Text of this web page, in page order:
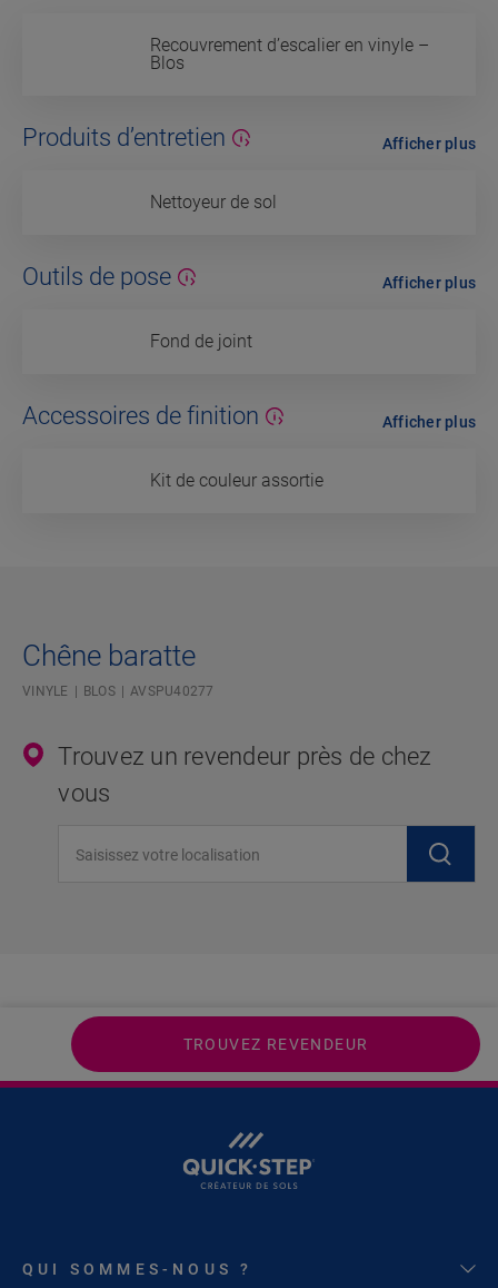
Recouvrement d’escalier en vinyle –
Blos
Produits d’entretien
Nettoyeur de sol
Afficher plus
Outils de pose
Fond de joint
Afficher plus
Accessoires de finition
Kit de couleur assortie
Afficher plus
Chêne baratte
VINYLE BLOS AVSPU40277
Trouvez un revendeur près de chez
vous
TROUVEZ REVENDEUR
QUI SOMMES-NOUS ?